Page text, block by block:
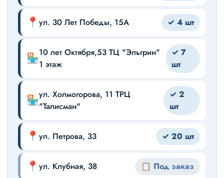
📍 ул. 30 Лет Победы, 15А ✓ 4 шт
🏪10 лет Октября,53 ТЦ "Эльгрин"
1 этаж
✓ 7
шт
🏪ул. Холмогорова, 11 ТРЦ
"Талисман"
✓ 2
шт
📍 ул. Петрова, 33 ✓ 20 шт
📍 ул. Клубная, 38 📋 Под заказ